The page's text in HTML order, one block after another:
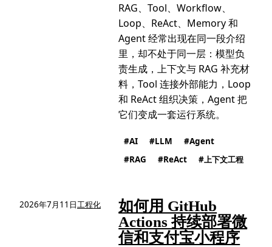
RAG、Tool、Workflow、
Loop、ReAct、Memory 和
Agent 经常出现在同一段介绍
里，却不处于同一层：模型负
责生成，上下文与 RAG 补充材
料，Tool 连接外部能力，Loop
和 ReAct 组织决策，Agent 把
它们变成一套运行系统。
AI LLM
Agent
RAG
ReAct 上下文工程
2026年7月11日工程化
如何用 GitHub
Actions 持续部署微
信和支付宝小程序